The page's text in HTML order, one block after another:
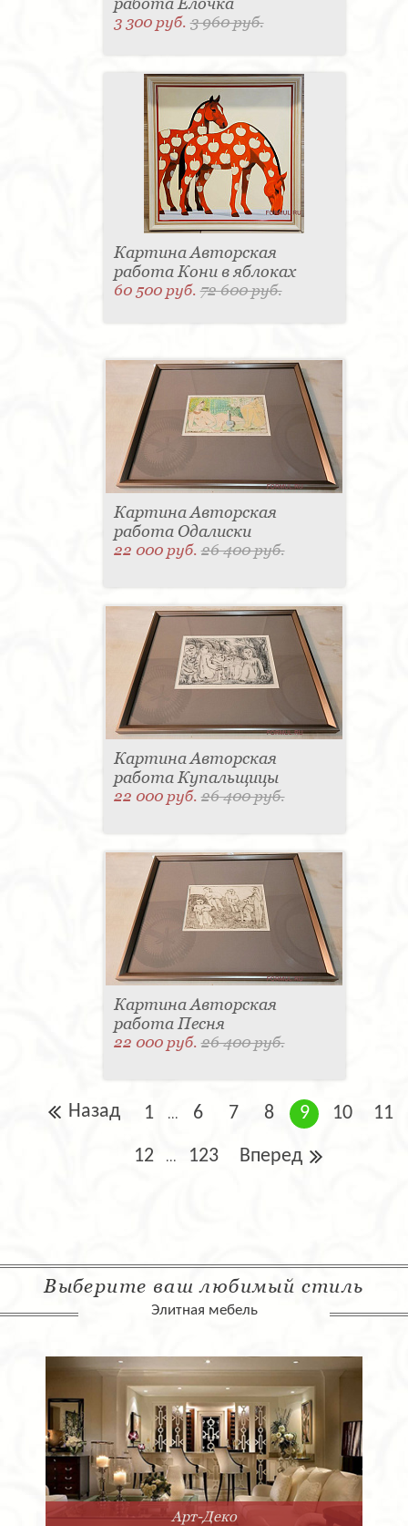
3 300 руб.3 960 руб.
Картина Авторская
работа Кони в яблоках
60 500 руб.72 600 руб.
Картина Авторская
работа Одалиски
22 000 руб.26 400 руб.
Картина Авторская
работа Купальщицы
22 000 руб.26 400 руб.
Картина Авторская
работа Песня
22 000 руб.26 400 руб.
Назад 1 ... 6 7 8 9 10 11
12 ... 123 Вперед
Выберите ваш любимый стиль
Элитная мебель
Арт-Деко